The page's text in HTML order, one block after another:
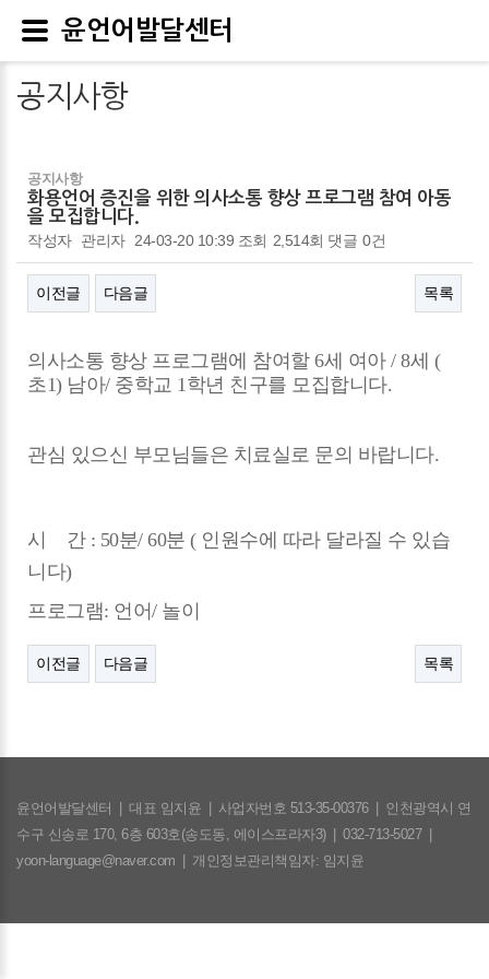
공지사항
공지사항
화용언어 증진을 위한 의사소통 향상 프로그램 참여 아동
을 모집합니다.
작성자 관리자 24-03-20 10:39 조회 2,514회 댓글 0건
이전글 다음글 목록
본문
의사소통 향상 프로그램에 참여할 6세 여아 / 8세 (
초1) 남아/ 중학교 1학년 친구를 모집합니다.
관심 있으신 부모님들은 치료실로 문의 바랍니다.
시 간 : 50분/ 60분 ( 인원수에 따라 달라질 수 있습
니다)
프로그램: 언어/ 놀이
이전글 다음글 목록
윤언어발달센터 대표 임지윤 사업자번호 513-35-00376
인천광역시 연
수구 신송로 170, 6층 603호(송도동, 에이스프라자3)
032-713-5027
yoon-language@naver.com
개인정보관리책임자: 임지윤
윤언어발달센터